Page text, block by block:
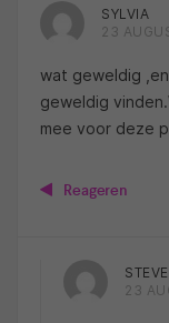
SYLVIA
23
wat geweldig
geweldig
mee voor deze
Reageren
23